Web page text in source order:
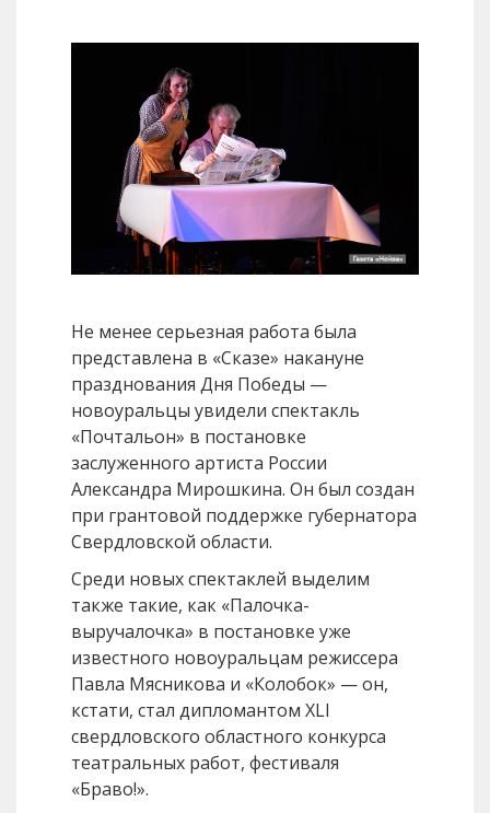
Не менее серьезная работа была
представлена в «Сказе» накануне
празднования Дня Победы —
новоуральцы увидели спектакль
«Почтальон» в постановке
заслуженного артиста России
Александра Мирошкина. Он был создан
при грантовой поддержке губернатора
Свердловской области.
Среди новых спектаклей выделим
также такие, как «Палочка-
выручалочка» в постановке уже
известного новоуральцам режиссера
Павла Мясникова и «Колобок» — он,
кстати, стал дипломантом XLI
свердловского областного конкурса
театральных работ, фестиваля
«Браво!».